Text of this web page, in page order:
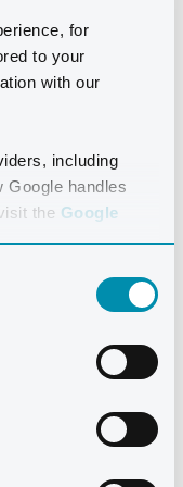
for
to your
with our
including
Google handles
the Google
bis 22:00 Uhr
waschen
Wäscherei tun. In
und Weichspüler